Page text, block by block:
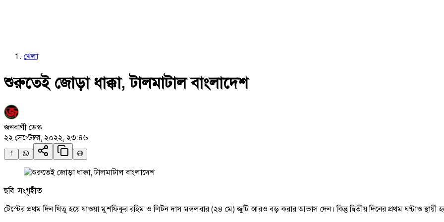
খেলা
শুরুতেই জোড়া ধাক্কা, টালমাটাল বাংলাদেশ
জনবাণী ডেস্ক
২২ সেপ্টেম্বর, ২০২২, ২৩:৪৬
ছবি: সংগৃহীত
টেস্টের প্রথম দিন থিতু হয়ে যাওয়া মুশফিকুর রহিম ও লিটন দাস মঙ্গলবার (২৪ মে) জুটি আরও বড় করার আভাস দেন। কিন্তু দ্বিতীয় দিনের প্রথম ঘণ্টাও স্থায়ী